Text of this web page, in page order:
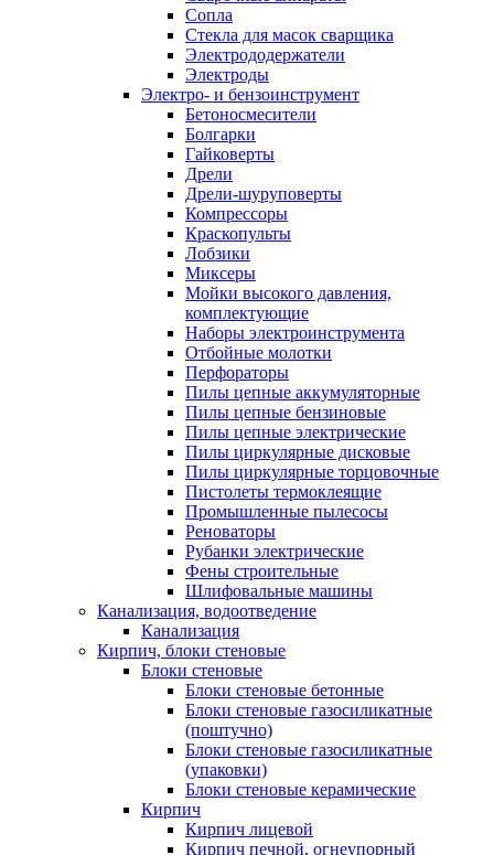
Сопла
Стекла для масок сварщика
Электрододержатели
Электроды
Электро- и бензоинструмент
Бетоносмесители
Болгарки
Гайковерты
Дрели
Дрели-шуруповерты
Компрессоры
Краскопульты
Лобзики
Миксеры
Мойки высокого давления,
комплектующие
Наборы электроинструмента
Отбойные молотки
Перфораторы
Пилы цепные аккумуляторные
Пилы цепные бензиновые
Пилы цепные электрические
Пилы циркулярные дисковые
Пилы циркулярные торцовочные
Пистолеты термоклеящие
Промышленные пылесосы
Реноваторы
Рубанки электрические
Фены строительные
Шлифовальные машины
Канализация, водоотведение
Канализация
Кирпич, блоки стеновые
Блоки стеновые
Блоки стеновые бетонные
Блоки стеновые газосиликатные
(поштучно)
Блоки стеновые газосиликатные
(упаковки)
Блоки стеновые керамические
Кирпич
Кирпич лицевой
Кирпич печной, огнеупорный